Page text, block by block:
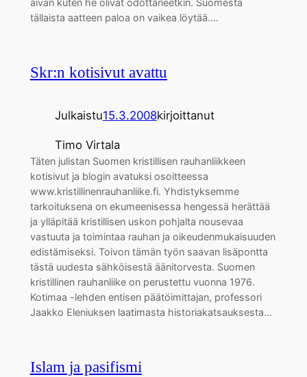
aivan kuten he olivat odottaneetkin. Suomesta
tällaista aatteen paloa on vaikea löytää.…
Skr:n kotisivut avattu
Julkaistu15.3.2008kirjoittanut
Timo Virtala
Täten julistan Suomen kristillisen rauhanliikkeen
kotisivut ja blogin avatuksi osoitteessa
www.kristillinenrauhanliike.fi. Yhdistyksemme
tarkoituksena on ekumeenisessa hengessä herättää
ja ylläpitää kristillisen uskon pohjalta nousevaa
vastuuta ja toimintaa rauhan ja oikeudenmukaisuuden
edistämiseksi. Toivon tämän työn saavan lisäpontta
tästä uudesta sähköisestä äänitorvesta. Suomen
kristillinen rauhanliike on perustettu vuonna 1976.
Kotimaa -lehden entisen päätöimittajan, professori
Jaakko Eleniuksen laatimasta historiakatsauksesta…
Islam ja pasifismi